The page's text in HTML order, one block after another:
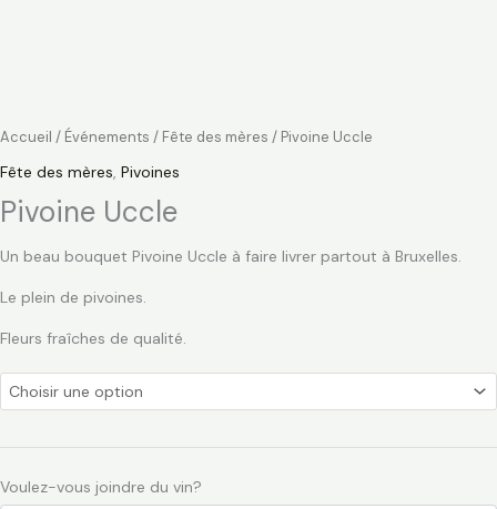
Accueil / Événements / Fête des mères / Pivoine Uccle
Fête des mères, Pivoines
Pivoine Uccle
Un beau bouquet Pivoine Uccle à faire livrer partout à Bruxelles.
Le plein de pivoines.
Fleurs fraîches de qualité.
Voulez-vous joindre du vin?